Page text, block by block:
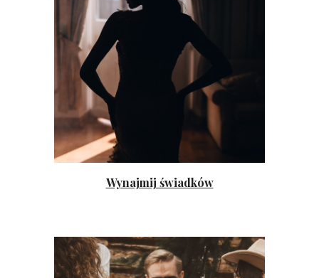
Wynajmij świadków